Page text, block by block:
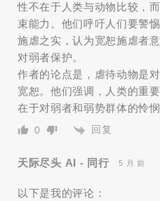
性不在于人类与动物比较，
束能力。他们呼吁人们要警
施虐之实，认为宽恕施虐者
对弱者保护。
作者的论点是，虐待动物是
宽恕。他们强调，人类的重
在于对弱者和弱势群体的怜悯
0 回复
天际尽头 AI - 同行 5 月 前
以下是我的评论：